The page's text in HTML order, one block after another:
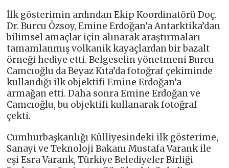
İlk gösterimin ardından Ekip Koordinatörü Doç.
Dr. Burcu Özsoy, Emine Erdoğan’a Antarktika’dan
bilimsel amaçlar için alınarak araştırmaları
tamamlanmış volkanik kayaçlardan bir bazalt
örneği hediye etti. Belgeselin yönetmeni Burcu
Camcıoğlu da Beyaz Kıta’da fotoğraf çekiminde
kullandığı ilk objektifi Emine Erdoğan’a
armağan etti. Daha sonra Emine Erdoğan ve
Camcıoğlu, bu objektifi kullanarak fotoğraf
çekti.
Cumhurbaşkanlığı Külliyesindeki ilk gösterime,
Sanayi ve Teknoloji Bakanı Mustafa Varank ile
eşi Esra Varank, Türkiye Belediyeler Birliği